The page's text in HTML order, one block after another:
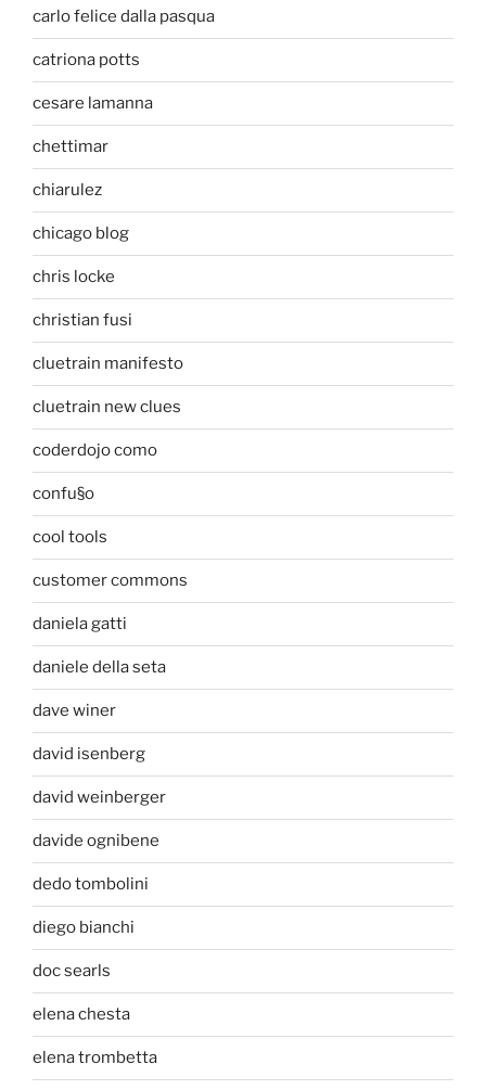
carlo felice dalla pasqua
catriona potts
cesare lamanna
chettimar
chiarulez
chicago blog
chris locke
christian fusi
cluetrain manifesto
cluetrain new clues
coderdojo como
confu§o
cool tools
customer commons
daniela gatti
daniele della seta
dave winer
david isenberg
david weinberger
davide ognibene
dedo tombolini
diego bianchi
doc searls
elena chesta
elena trombetta